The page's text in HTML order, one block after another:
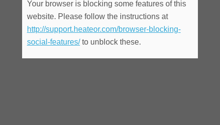
Your browser is blocking some features of this
website. Please follow the instructions at
http://support.heateor.com/browser-blocking-
social-features/to unblock these.